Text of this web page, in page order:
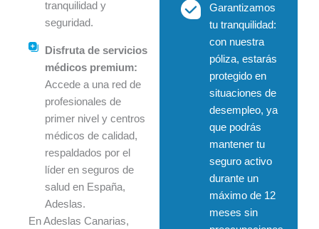
tranquilidad y
seguridad.
Disfruta de servicios
médicos premium:
Accede a una red de
profesionales de
primer nivel y centros
médicos de calidad,
respaldados por el
líder en seguros de
salud en España,
Adeslas.
En Adeslas Canarias,
Garantizamos
tu tranquilidad:
con nuestra
póliza, estarás
protegido en
situaciones de
desempleo, ya
que podrás
mantener tu
seguro activo
durante un
máximo de 12
meses sin